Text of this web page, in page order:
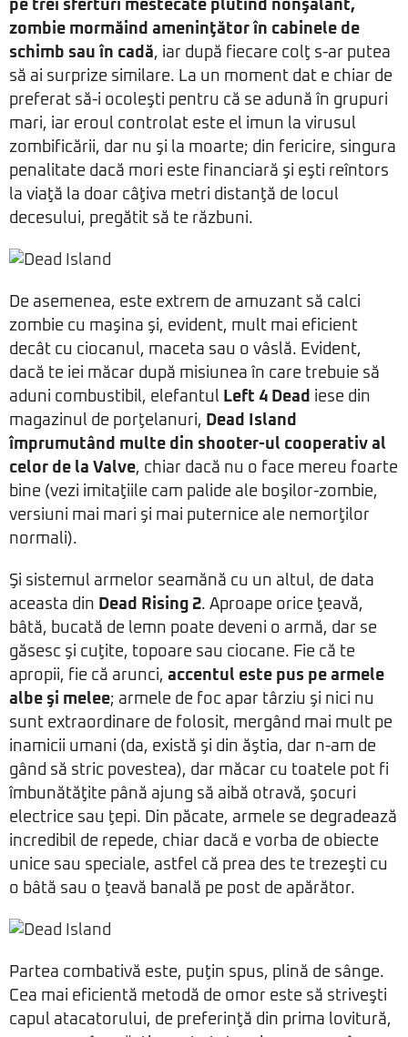
pe trei sferturi mestecate plutind nonşalant,
zombie mormăind ameninţător în cabinele de
schimb sau în cadă, iar după fiecare colţ s-ar putea
să ai surprize similare. La un moment dat e chiar de
preferat să-i ocoleşti pentru că se adună în grupuri
mari, iar eroul controlat este el imun la virusul
zombificării, dar nu şi la moarte; din fericire, singura
penalitate dacă mori este financiară şi eşti reîntors
la viaţă la doar câţiva metri distanţă de locul
decesului, pregătit să te răzbuni.
De asemenea, este extrem de amuzant să calci
zombie cu maşina şi, evident, mult mai eficient
decât cu ciocanul, maceta sau o vâslă. Evident,
dacă te iei măcar după misiunea în care trebuie să
aduni combustibil, elefantul Left 4 Dead iese din
magazinul de porţelanuri, Dead Island
împrumutând multe din shooter-ul cooperativ al
celor de la Valve, chiar dacă nu o face mereu foarte
bine (vezi imitaţiile cam palide ale boşilor-zombie,
versiuni mai mari şi mai puternice ale nemorţilor
normali).
Şi sistemul armelor seamănă cu un altul, de data
aceasta din Dead Rising 2. Aproape orice ţeavă,
bâtă, bucată de lemn poate deveni o armă, dar se
găsesc şi cuţite, topoare sau ciocane. Fie că te
apropii, fie că arunci, accentul este pus pe armele
albe şi melee; armele de foc apar târziu şi nici nu
sunt extraordinare de folosit, mergând mai mult pe
inamicii umani (da, există şi din ăştia, dar n-am de
gând să stric povestea), dar măcar cu toatele pot fi
îmbunătăţite până ajung să aibă otravă, şocuri
electrice sau ţepi. Din păcate, armele se degradează
incredibil de repede, chiar dacă e vorba de obiecte
unice sau speciale, astfel că prea des te trezeşti cu
o bâtă sau o ţeavă banală pe post de apărător.
Partea combativă este, puţin spus, plină de sânge.
Cea mai eficientă metodă de omor este să striveşti
capul atacatorului, de preferinţă din prima lovitură,